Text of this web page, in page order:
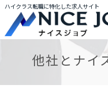
ハイクラス転職に特化した求人サイト
他社とナイ